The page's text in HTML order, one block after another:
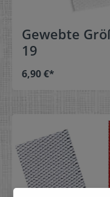
Gewebte
19
6,90 €*